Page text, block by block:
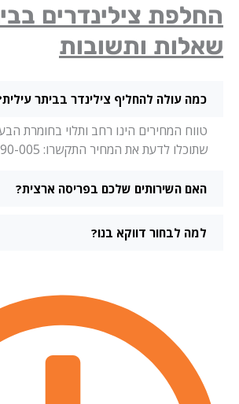
צילינדרים
ותשובות
כמה עולה להחליף צילינדר בביתר עילית?
טווח המחירים הינו רחב ותלוי בחומרת הבעיה
שתוכלו לדעת את המחיר התקשרו: 050-8090-005
האם השירותים שלכם בפריסה ארצית?
למה לבחור דווקא בנו?